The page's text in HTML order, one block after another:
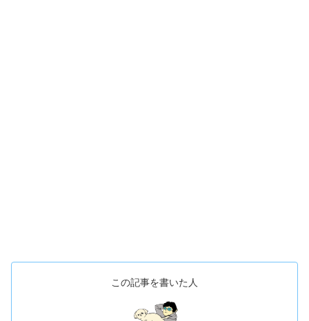
この記事を書いた人